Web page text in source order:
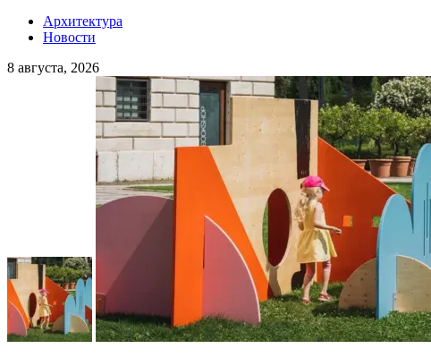
Архитектура
Новости
8 августа, 2026